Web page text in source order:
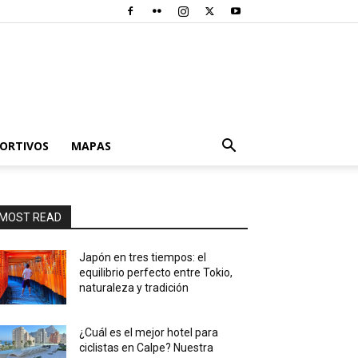
MAPAS
READ
Japón en tres tiempos: el
equilibrio perfecto entre Tokio,
naturaleza y tradición
¿Cuál es el mejor hotel para
ciclistas en Calpe? Nuestra